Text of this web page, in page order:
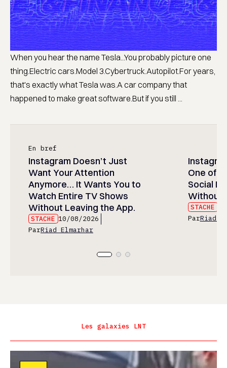
When you hear the name Tesla...You probably picture one
thing.Electric cars.Model 3.Cybertruck.Autopilot.For years,
that's exactly what Tesla was.A car company that
happened to make great software.But if you still ...
En bref
Instagram Doesn’t Just
Want Your Attention
Anymore… It Wants You to
Watch Entire TV Shows
Without Leaving the App.
STACHE 10/08/2026
ParRiad Elmarhar
One of
Social
Without
STACHE
ParRiad
Les galaxies LNT